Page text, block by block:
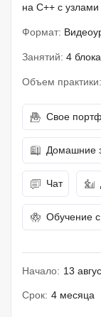
на C++ с
Формат:
Занятий: 4
Объем практики:
Свое
Домашние
Чат
Обучение
Начало: 13
Срок: 4 месяца